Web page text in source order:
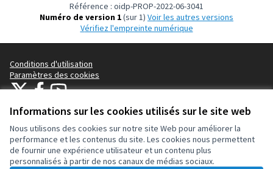
Informations sur les cookies utilisés sur le site web
Nous utilisons des cookies sur notre site Web pour améliorer la
performance et les contenus du site. Les cookies nous permettent
de fournir une expérience utilisateur et un contenu plus
personnalisés à partir de nos canaux de médias sociaux.
Référence : oidp-PROP-2022-06-3041
Numéro de version 1(sur 1)
voir les autres versions
Vérifiez l'empreinte numérique
Conditions d'utilisation
Paramètres des cookies
OIDP sur X
(Lien externe)
OIDP sur Facebook
(Lien externe)
OIDP sur YouTube
(Lien externe)
Français
Choose languageChoisir la langueElegir el idioma